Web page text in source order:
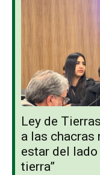
Ley de
a las chacras
estar del
tierra”